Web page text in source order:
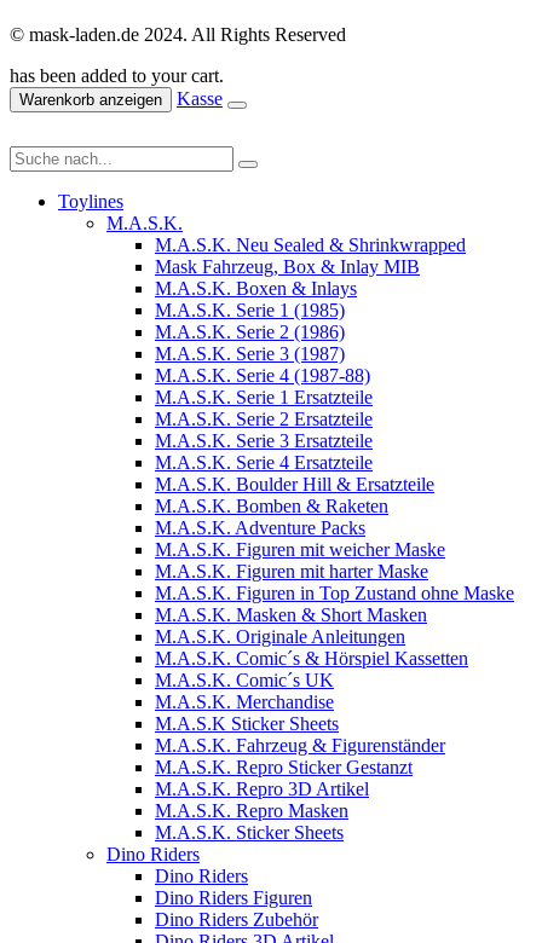
© mask-laden.de 2024. All Rights Reserved
has been added to your cart.
Warenkorb anzeigen Kasse
Toylines
M.A.S.K.
M.A.S.K. Neu Sealed & Shrinkwrapped
Mask Fahrzeug, Box & Inlay MIB
M.A.S.K. Boxen & Inlays
M.A.S.K. Serie 1 (1985)
M.A.S.K. Serie 2 (1986)
M.A.S.K. Serie 3 (1987)
M.A.S.K. Serie 4 (1987-88)
M.A.S.K. Serie 1 Ersatzteile
M.A.S.K. Serie 2 Ersatzteile
M.A.S.K. Serie 3 Ersatzteile
M.A.S.K. Serie 4 Ersatzteile
M.A.S.K. Boulder Hill & Ersatzteile
M.A.S.K. Bomben & Raketen
M.A.S.K. Adventure Packs
M.A.S.K. Figuren mit weicher Maske
M.A.S.K. Figuren mit harter Maske
M.A.S.K. Figuren in Top Zustand ohne Maske
M.A.S.K. Masken & Short Masken
M.A.S.K. Originale Anleitungen
M.A.S.K. Comic´s & Hörspiel Kassetten
M.A.S.K. Comic´s UK
M.A.S.K. Merchandise
M.A.S.K Sticker Sheets
M.A.S.K. Fahrzeug & Figurenständer
M.A.S.K. Repro Sticker Gestanzt
M.A.S.K. Repro 3D Artikel
M.A.S.K. Repro Masken
M.A.S.K. Sticker Sheets
Dino Riders
Dino Riders
Dino Riders Figuren
Dino Riders Zubehör